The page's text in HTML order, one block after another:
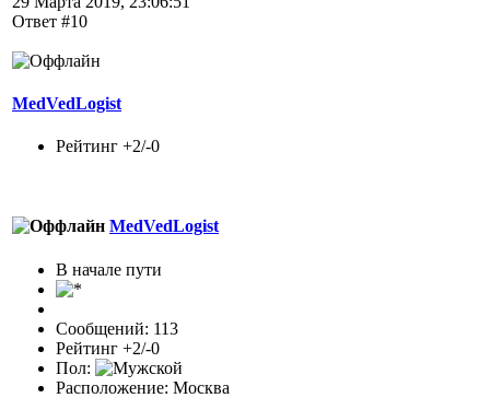
Ответ #10
MedVedLogist
Рейтинг +2/-0
MedVedLogist
В начале пути
Сообщений: 113
Рейтинг +2/-0
Пол:
Расположение: Москва